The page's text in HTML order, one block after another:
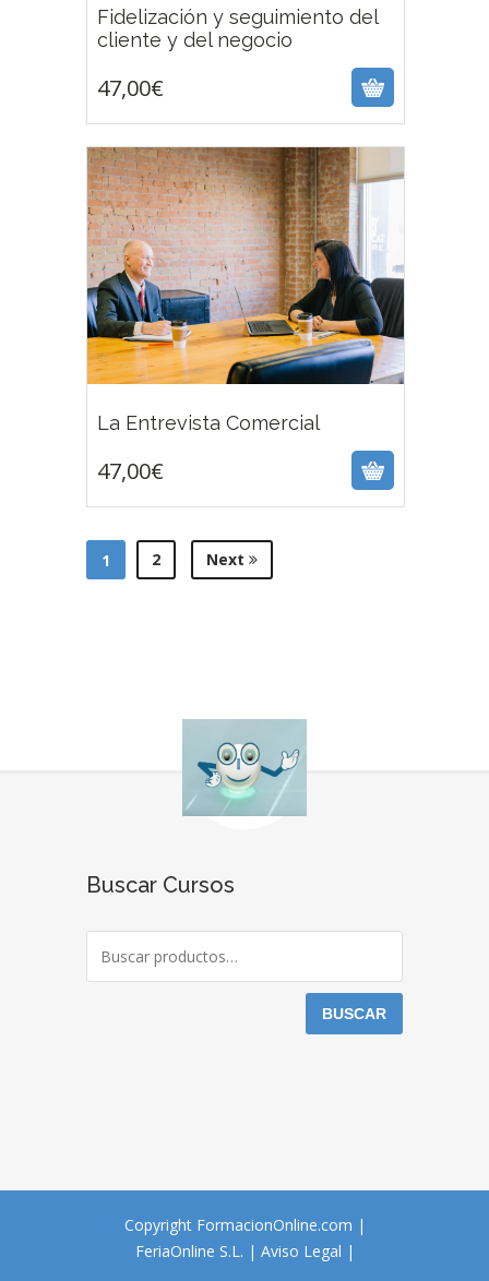
Fidelización y seguimiento del
cliente y del negocio
47,00€
47,00€
La Entrevista Comercial
47,00€
47,00€
1 2 Next
Buscar Cursos
BUSCAR
Copyright FormacionOnline.com |
FeriaOnline S.L. | Aviso Legal |